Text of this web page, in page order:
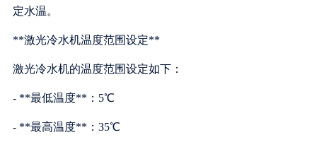
定水温。
**激光冷水机温度范围设定**
激光冷水机的温度范围设定如下：
- **最低温度**：5℃
- **最高温度**：35℃